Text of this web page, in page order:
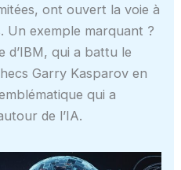
ont ouvert la voie à
Un exemple marquant ?
d’IBM, qui a battu le
Garry Kasparov en
qui a
de l’IA.